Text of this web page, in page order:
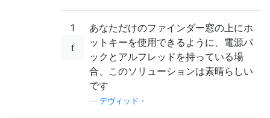
      fileType≠falseの場合
AppleScriptのテキスト項目区切り文字
itemsToCopyを（（templateFolder as
        itemsToCopyのiで繰り返します
エイリアスとしてiのコンテンツをiに設
        終わりの繰り返し
1
あなただけのファインダー窓の上にホ
ットキーを使用できるように、電源パ
ックとアルフレッドを持っている場
合、このソリューションは素晴らしい
です
デヴィッド・